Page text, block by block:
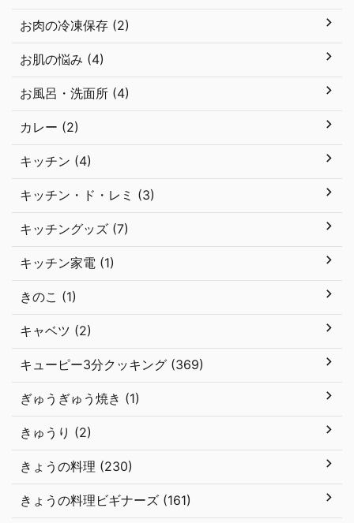
お肉の冷凍保存 (2)
お肌の悩み (4)
お風呂・洗面所 (4)
カレー (2)
キッチン (4)
キッチン・ド・レミ (3)
キッチングッズ (7)
キッチン家電 (1)
きのこ (1)
キャベツ (2)
キューピー3分クッキング (369)
ぎゅうぎゅう焼き (1)
きゅうり (2)
きょうの料理 (230)
きょうの料理ビギナーズ (161)